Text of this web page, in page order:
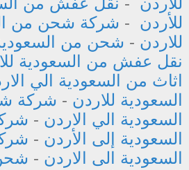
للأردن - شركة شحن من
للاردن - شحن من
نقل عفش من السعودية
اثاث من السعودية الي
السعودية للاردن - شركة
السعودية الي الاردن -
السعودية إلى الأردن -
السعودية الى الاردن -